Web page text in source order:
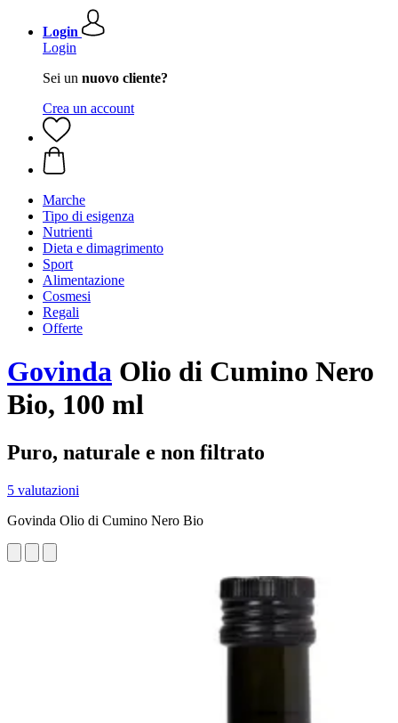
Login
Login
Sei un nuovo cliente?
Crea un account
Marche
Tipo di esigenza
Nutrienti
Dieta e dimagrimento
Sport
Alimentazione
Cosmesi
Regali
Offerte
Govinda Olio di Cumino Nero
Bio, 100 ml
Puro, naturale e non filtrato
5 valutazioni
Govinda Olio di Cumino Nero Bio